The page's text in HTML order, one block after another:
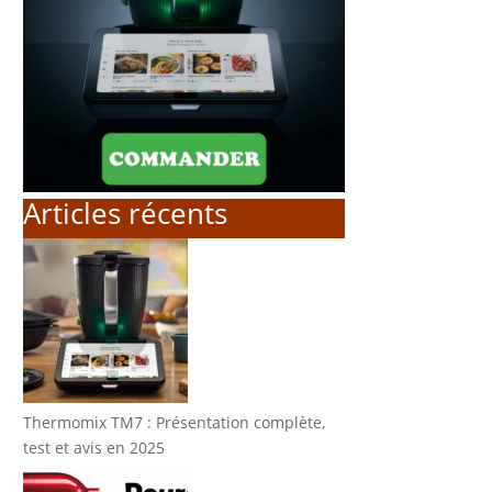
Articles récents
Thermomix TM7 : Présentation complète,
test et avis en 2025